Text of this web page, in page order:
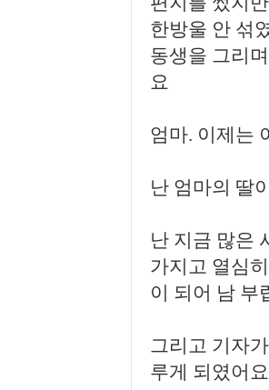
한방울 안 섞
동생을 그리
요
엄마. 이제는
난 엄마의 딸
난 지금 많은
가지고 열심
이 되어 남 부
그리고 기자
루게 되였어요